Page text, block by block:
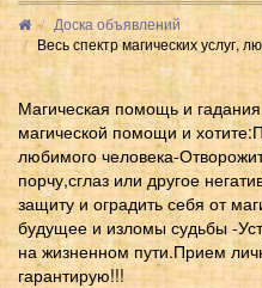
Доска объявлений
Весь спектр магических услуг,
Магическая помощь и
магической помощи и
любимого человека-
порчу,сглаз или другое
защиту и оградить себя от
будущее и изломы судьбы -
на жизненном пути.Прием
гарантирую!!!